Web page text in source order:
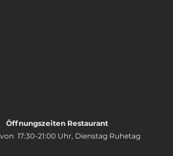
Öffnungszeiten Restaurant
17:30-21:00 Uhr, Dienstag Ruhetag